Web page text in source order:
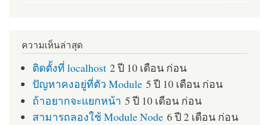
ความเห็นล่าสุด
ติดตั้งที่ localhost 2 ปี 10 เดือน ก่อน
ปัญหาคงอยู่ที่ตัว Module 5 ปี 10 เดือน ก่อน
ถ้าอยากจะแยกหน้า 5 ปี 10 เดือน ก่อน
สามารถลองใช้ Module Node 6 ปี 2 เดือน ก่อน